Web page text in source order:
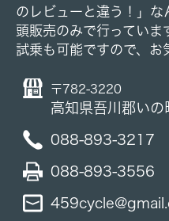
のレビューと違う！」
頭販売のみで行っていま
試乗も可能ですので、お
〒782-3220
高知県吾川郡い
088-893-3217
088-893-3556